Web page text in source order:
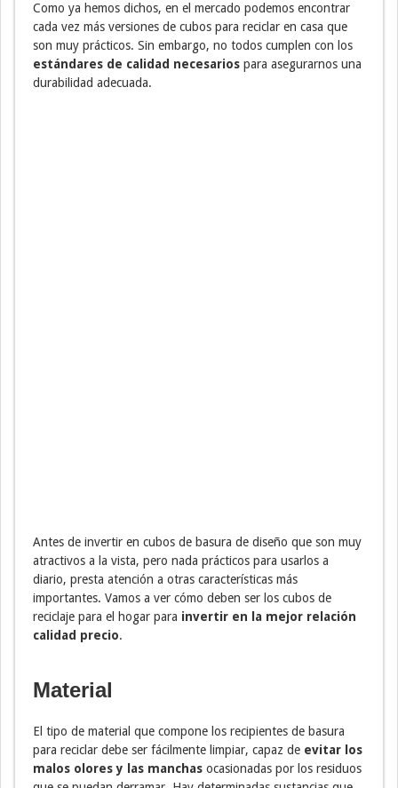
Como ya hemos dichos, en el mercado podemos encontrar
cada vez más versiones de cubos para reciclar en casa que
son muy prácticos. Sin embargo, no todos cumplen con los
estándares de calidad necesarios para asegurarnos una
durabilidad adecuada.
Antes de invertir en cubos de basura de diseño que son muy
atractivos a la vista, pero nada prácticos para usarlos a
diario, presta atención a otras características más
importantes. Vamos a ver cómo deben ser los cubos de
reciclaje para el hogar para invertir en la mejor relación
calidad precio.
Material
El tipo de material que compone los recipientes de basura
para reciclar debe ser fácilmente limpiar, capaz de evitar los
malos olores y las manchas ocasionadas por los residuos